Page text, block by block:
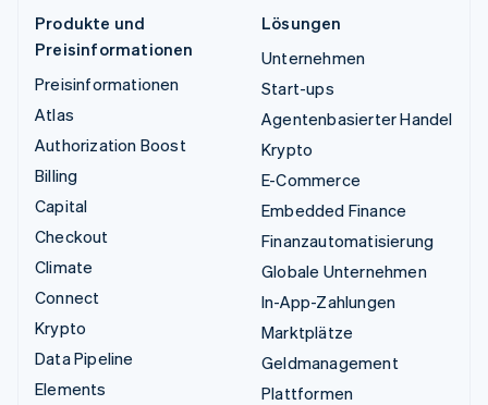
Produkte und
Preisinformationen
Preisinformationen
Atlas
Authorization Boost
Billing
Capital
Checkout
Climate
Connect
Krypto
Data Pipeline
Elements
Lösungen
Unternehmen
Start-ups
Agentenbasierter Handel
Krypto
E-Commerce
Embedded Finance
Finanzautomatisierung
Globale Unternehmen
In-App-Zahlungen
Marktplätze
Geldmanagement
Plattformen